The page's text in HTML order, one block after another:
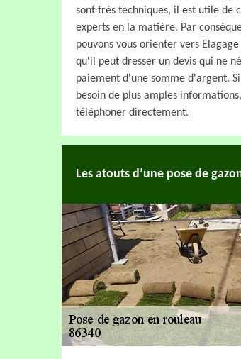
sont très techniques, il est utile de
experts en la matière. Par
pouvons vous orienter vers Elagage
qu'il peut dresser un devis qui ne
paiement d'une somme d'argent. Si
besoin de plus amples
téléphoner directement.
Les atouts d’une pose de